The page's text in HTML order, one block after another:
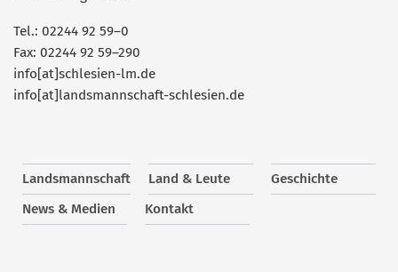
Tel.: 02244 92 59–0
Fax: 02244 92 59–290
info[at]schlesien-lm.de
info[at]landsmannschaft-schlesien.de
Landsmannschaft Land & Leute
Geschichte
News & Medien
Kontakt